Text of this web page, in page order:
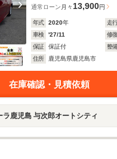
通常ローン 月々13,900円
年式 2020年 走
車検
'27/11 修復
保証
保証付 整
住所
鹿児島県鹿児島市
在庫確認・見積依頼
ラ鹿児島 与次郎オートシティ